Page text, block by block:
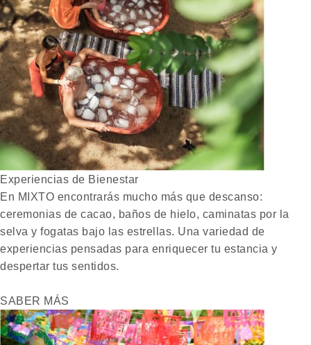
Experiencias de Bienestar
En MIXTO encontrarás mucho más que descanso:
ceremonias de cacao, baños de hielo, caminatas por la
selva y fogatas bajo las estrellas. Una variedad de
experiencias pensadas para enriquecer tu estancia y
despertar tus sentidos.
SABER MÁS